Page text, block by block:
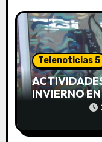
s
Telenoticias 5
INVIERNO